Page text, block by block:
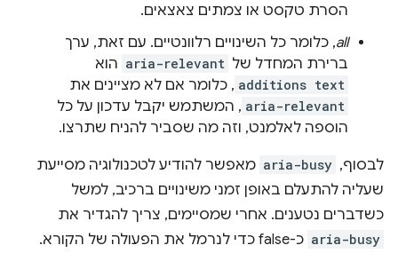
הסרת טקסט או צמתים צאצאים.
all, כלומר כל השינויים רלוונטיים. עם זאת, ערך
ברירת המחדל של aria-relevant הוא
additions text , כלומר אם לא מציינים את
aria-relevant , המשתמש יקבל עדכון על כל
הוספה לאלמנט, וזה מה שסביר להניח שתרצו.
לבסוף, aria-busy מאפשר להודיע לטכנולוגיה מסייעת
שעליה להתעלם באופן זמני משינויים ברכיב, למשל
כשדברים נטענים. אחרי שמסיימים, צריך להגדיר את
aria-busy כ-false כדי לנרמל את הפעולה של הקורא.